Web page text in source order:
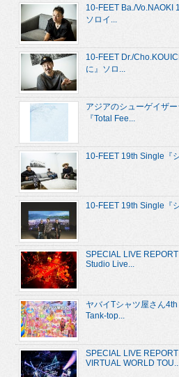
10-FEET Ba./Vo.NAOKI
ソロイ...
10-FEET Dr./
に』ソロ...
アジアのシューゲイザ
『Total Fee...
10-FEET 19th Single『
10-FEET 19th Single『
SPECIAL LIVE
Studio Live...
ヤバイTシャツ屋さん
Tank-top...
SPECIAL LIVE
VIRTUAL WORLD